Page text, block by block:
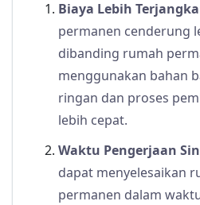
Biaya Lebih
permanen cenderung
dibanding rumah
menggunakan bahan
ringan dan proses
lebih cepat.
Waktu Pengerjaan
dapat menyelesaikan
permanen dalam